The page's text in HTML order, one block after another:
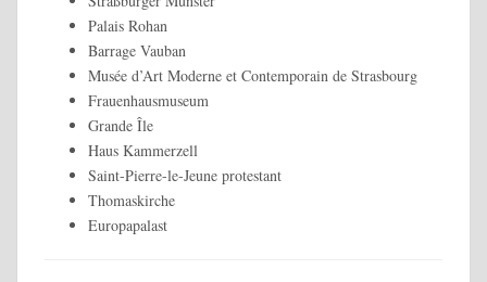
Palais Rohan
Barrage Vauban
Musée d’Art Moderne et Contemporain de Strasbourg
Frauenhausmuseum
Grande Île
Haus Kammerzell
Saint-Pierre-le-Jeune protestant
Thomaskirche
Europapalast